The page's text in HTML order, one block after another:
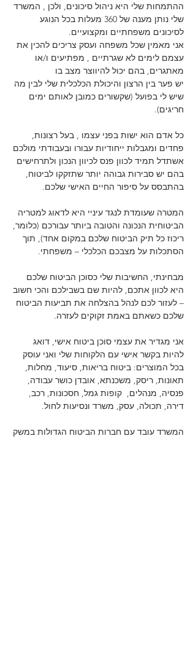
ההתמחות שלי היא ניהול סיכונים, ולכן , המשרד
שלי נותן מענה של 360 מעלות בכל הנוגע
לסיכונים משפחתיים ומקצועיים.
אני מאמין שכל משפחה ועסק צריכים להכין את
עצמם לימים לא שגרתיים , מפתיעים ו/או
מאתגרים, בהם יכול להיווצר מצב בו
יש פער בין הרצון והיכולת הכלכלית שלי לבין מה
שיש לי בפועל (שקשורים כמובן לאותם ימים
חריגים).
כל אדם הוא ישות בפני עצמו , בעל רצונות,
פחדים ומגבלות ייחודיות עבורו ובעבודתי מולכם
אשתדל תמיד לכוון פנס לכיוון הנכון ולתרחישים
בהם יש סבירות גבוהה יותר שתזקקו לביטוח,
בהתבסס על סיפור החיים האישי שלכם.
המטרה שעומדת לנגד עיניי היא לדאוג למטריה
הביטוחית הנכונה והטובה ביותר עבורכם (כלומר,
ריכוז כל תיק הביטוח שלכם במקום אחד), תוך
הסתכלות על מצבכם הכלכלי – משפחתי.
מבחינתי, החשיבות שלי כסוכן הביטוח שלכם
היא לכוון אתכם, להיות שם בשבילכם והכי חשוב
– לעזור לכם לנהל בהצלחה את תביעות הביטוח
שלכם כשאתם באמת זקוקים לעזרה.
אני מגדיר את עצמי סוכן ביטוח אישי, דואג
להיות בקשר אישי עם הלקוחות שלי ואני עוסק
בכל המוצרים: ביטוח בריאות, סיעוד, מחלות,
תאונות, ריסק, משכנתא, אובדן כושר עבודה,
פנסיה, מנהלים, קופות גמל, חסכונות, רכב,
דירה, תכולה, עסק, משרד ונסיעות לחול.
המשרד עובד עם חברות הביטוח הגדולות במשק